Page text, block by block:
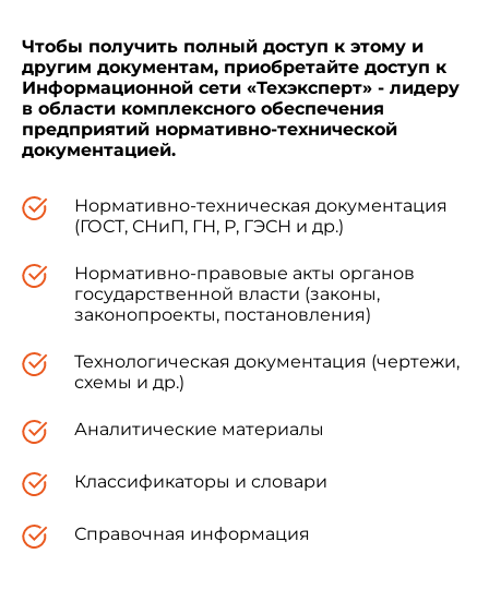
Чтобы получить полный доступ к этому и
другим документам, приобретайте доступ к
Информационной сети «Техэксперт» - лидеру
в области комплексного обеспечения
предприятий нормативно-технической
документацией.
Нормативно-техническая документация
(ГОСТ, СНиП, ГН, Р, ГЭСН и др.)
Нормативно-правовые акты органов
государственной власти (законы,
законопроекты, постановления)
Технологическая документация (чертежи,
схемы и др.)
Аналитические материалы
Классификаторы и словари
Справочная информация